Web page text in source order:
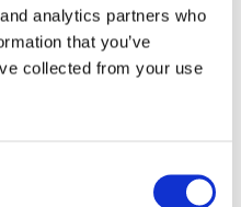
analytics partners who
that you’ve
collected from your use